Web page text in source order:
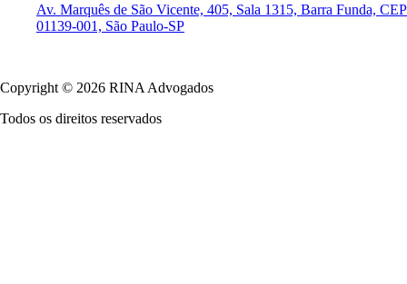
Av. Marquês de São Vicente, 405, Sala 1315, Barra Funda, CEP
01139-001, São Paulo-SP
Copyright © 2026 RINA Advogados
Todos os direitos reservados